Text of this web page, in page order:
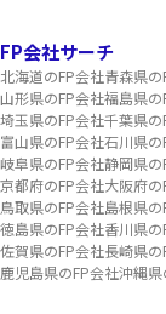
FP会社サーチ
北海道のFP会社青森県
山形県のFP会社福島県の
埼玉県のFP会社千葉県の
富山県のFP会社石川県の
岐阜県のFP会社静岡県の
京都府のFP会社大阪府
鳥取県のFP会社島根県
徳島県のFP会社香川県
佐賀県のFP会社長崎県
鹿児島県のFP会社沖縄県